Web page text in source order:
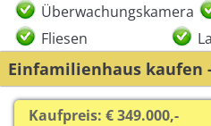
Überwachungskamera
Fliesen
Einfamilienhaus kaufen
Kaufpreis: € 349.000,-